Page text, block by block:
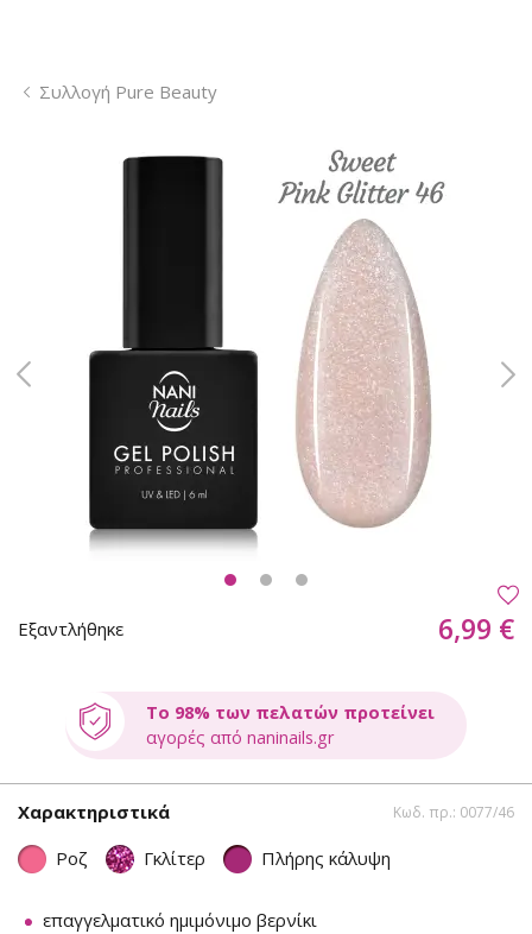
Συλλογή Pure Beauty
Εξαντλήθηκε 6,99 €
Το 98% των πελατών προτείνει
αγορές από naninails.gr
Χαρακτηριστικά Κωδ. πρ.: 0077/46
Ροζ Γκλίτερ Πλήρης κάλυψη
επαγγελματικό ημιμόνιμο βερνίκι